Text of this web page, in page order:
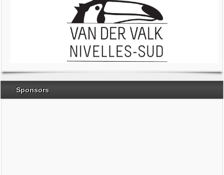
Sponsors